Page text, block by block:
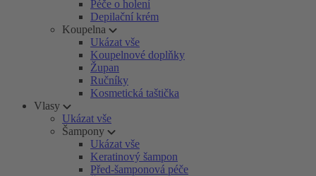
Péče o holení
Depilační krém
Koupelna
Ukázat vše
Koupelnové doplňky
Župan
Ručníky
Kosmetická taštička
Vlasy
Ukázat vše
Šampony
Ukázat vše
Keratinový šampon
Před-šamponová péče